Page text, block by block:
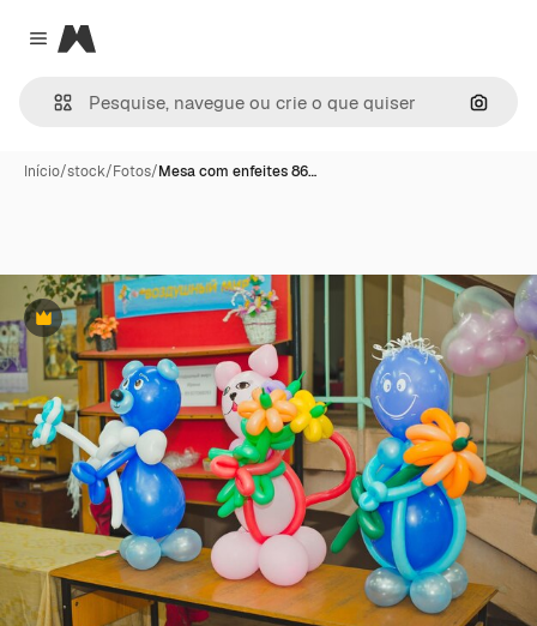
Close menu
Magnific
Início/stock/Fotos/Mesa com enfeites 86…
Premium